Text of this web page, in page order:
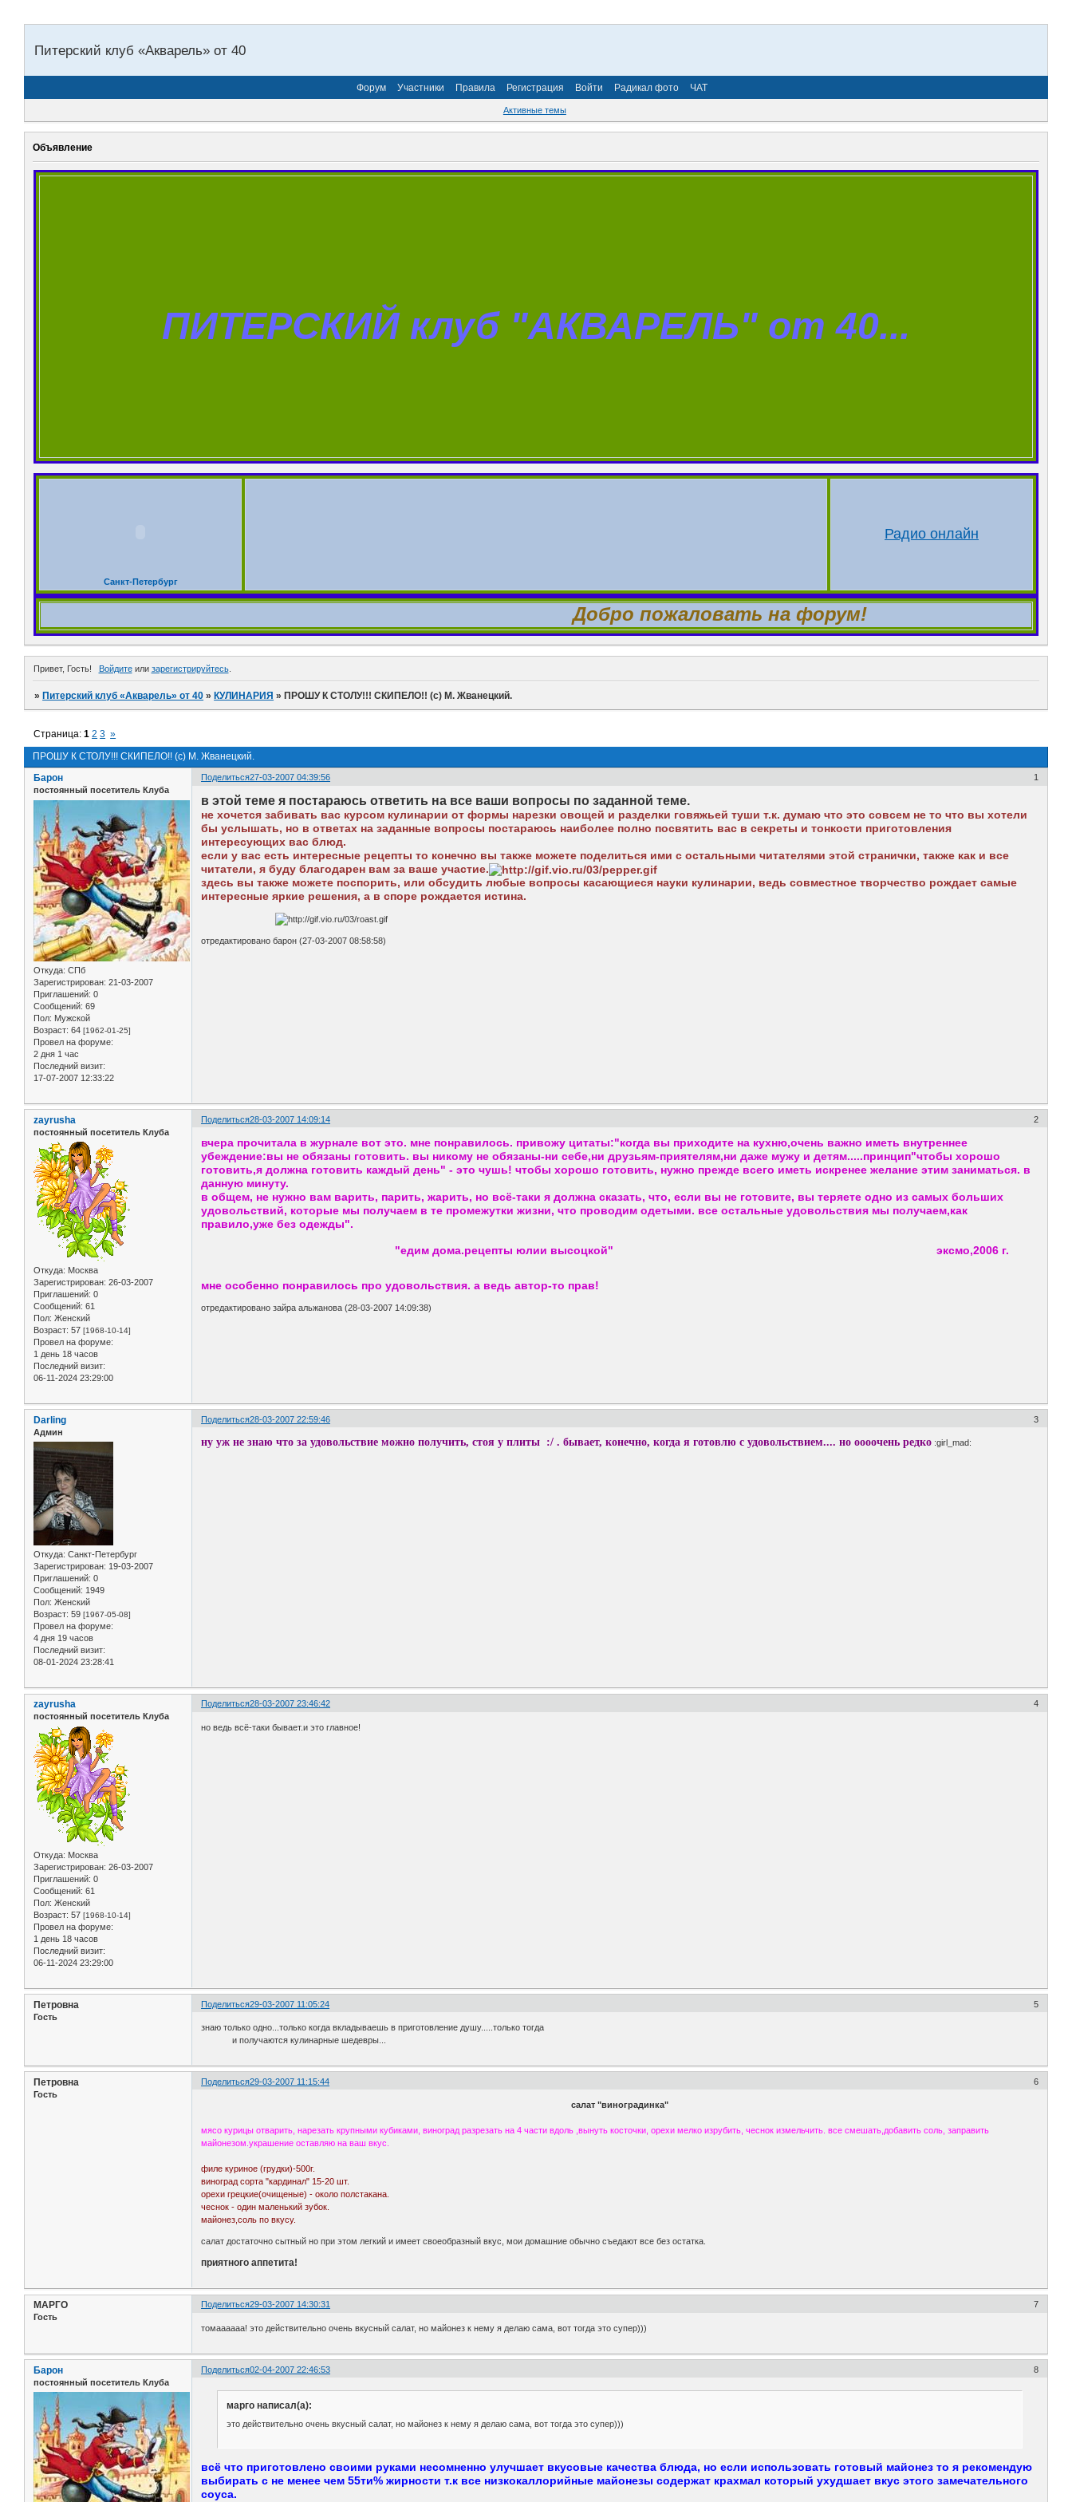
Питерский клуб «Акварель» от 40
Форум Участники Правила Регистрация Войти Радикал фото ЧАТ
Активные темы
Объявление
ПИТЕРСКИЙ клуб "АКВАРЕЛЬ" от 40...
Санкт-Петербург
Радио онлайн
Добро пожаловать на форум!
Привет, Гость! Войдитеили зарегистрируйтесь.
» Питерский клуб «Акварель» от 40 » КУЛИНАРИЯ » ПРОШУ К СТОЛУ!!! СКИПЕЛО!! (с) М. Жванецкий.
ПРОШУ К СТОЛУ!!! СКИПЕЛО!! (с) М. Жванецкий.
Страница:1 2 3 »
Поделиться 1
27-03-2007 04:39:56
Барон
постоянный посетитель Клуба
Откуда: СПб
Зарегистрирован: 21-03-2007
Приглашений: 0
Сообщений: 69
Пол: Мужской
Возраст: 64 [1962-01-25]
Провел на форуме:
2 дня 1 час
Последний визит:
17-07-2007 12:33:22
в этой теме я постараюсь ответить на все ваши вопросы по заданной теме.
не хочется забивать вас курсом кулинарии от формы нарезки овощей и разделки говяжьей туши т.к. думаю что это совсем не то что вы хотели
бы услышать, но в ответах на заданные вопросы постараюсь наиболее полно посвятить вас в секреты и тонкости приготовления
интересующих вас блюд.
если у вас есть интересные рецепты то конечно вы также можете поделиться ими с остальными читателями этой странички, также как и все
читатели, я буду благодарен вам за ваше участие.
здесь вы также можете поспорить, или обсудить любые вопросы касающиеся науки кулинарии, ведь совместное творчество рождает самые
интересные яркие решения, а в споре рождается истина.
отредактировано барон (27-03-2007 08:58:58)
Поделиться 2
28-03-2007 14:09:14
zayrusha
постоянный посетитель Клуба
Откуда: Москва
Зарегистрирован: 26-03-2007
Приглашений: 0
Сообщений: 61
Пол: Женский
Возраст: 57 [1968-10-14]
Провел на форуме:
1 день 18 часов
Последний визит:
06-11-2024 23:29:00
вчера прочитала в журнале вот это. мне понравилось. привожу цитаты:"когда вы приходите на кухню,очень важно иметь внутреннее
убеждение:вы не обязаны готовить. вы никому не обязаны-ни себе,ни друзьям-приятелям,ни даже мужу и детям.....принцип"чтобы хорошо
готовить,я должна готовить каждый день" - это чушь! чтобы хорошо готовить, нужно прежде всего иметь искренее желание этим заниматься. в
данную минуту.
в общем, не нужно вам варить, парить, жарить, но всё-таки я должна сказать, что, если вы не готовите, вы теряете одно из самых больших
удовольствий, которые мы получаем в те промежутки жизни, что проводим одетыми. все остальные удовольствия мы получаем,как
правило,уже без одежды".
"едим дома.рецепты юлии высоцкой" эксмо,2006 г.
мне особенно понравилось про удовольствия. а ведь автор-то прав!
отредактировано зайра альжанова (28-03-2007 14:09:38)
Поделиться 3
28-03-2007 22:59:46
Darling
Админ
Откуда: Санкт-Петербург
Зарегистрирован: 19-03-2007
Приглашений: 0
Сообщений: 1949
Пол: Женский
Возраст: 59 [1967-05-08]
Провел на форуме:
4 дня 19 часов
Последний визит:
08-01-2024 23:28:41
ну уж не знаю что за удовольствие можно получить, стоя у плиты :/ . бывает, конечно, когда я готовлю с удовольствием.... но оооочень редко :girl_mad:
Поделиться 4
28-03-2007 23:46:42
zayrusha
постоянный посетитель Клуба
Откуда: Москва
Зарегистрирован: 26-03-2007
Приглашений: 0
Сообщений: 61
Пол: Женский
Возраст: 57 [1968-10-14]
Провел на форуме:
1 день 18 часов
Последний визит:
06-11-2024 23:29:00
но ведь всё-таки бывает.и это главное!
Поделиться 5
29-03-2007 11:05:24
Петровна
Гость
знаю только одно...только когда вкладываешь в приготовление душу.....только тогда
и получаются кулинарные шедевры...
Поделиться 6
29-03-2007 11:15:44
Петровна
Гость
салат "виноградинка"
мясо курицы отварить, нарезать крупными кубиками, виноград разрезать на 4 части вдоль ,вынуть косточки, орехи мелко изрубить, чеснок измельчить. все смешать,добавить соль, заправить
майонезом.украшение оставляю на ваш вкус.
филе куриное (грудки)-500г.
виноград сорта "кардинал" 15-20 шт.
орехи грецкие(очищеные) - около полстакана.
чеснок - один маленький зубок.
майонез,соль по вкусу.
салат достаточно сытный но при этом легкий и имеет своеобразный вкус, мои домашние обычно съедают все без остатка.
приятного аппетита!
Поделиться 7
29-03-2007 14:30:31
МАРГО
Гость
томаааааа! это действительно очень вкусный салат, но майонез к нему я делаю сама, вот тогда это супер)))
Поделиться 8
02-04-2007 22:46:53
Барон
постоянный посетитель Клуба
марго написал(а):
это действительно очень вкусный салат, но майонез к нему я делаю сама, вот тогда это супер)))
всё что приготовлено своими руками несомненно улучшает вкусовые качества блюда, но если использовать готовый майонез то я рекомендую
выбирать с не менее чем 55ти% жирности т.к все низкокаллорийные майонезы содержат крахмал который ухудшает вкус этого замечательного
соуса.